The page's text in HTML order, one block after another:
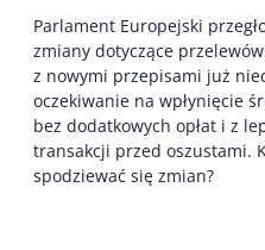
Parlament Europejski
zmiany dotyczące
z nowymi przepisami już
oczekiwanie na wpłynięcie
bez dodatkowych opłat i z
transakcji przed oszustami.
spodziewać się zmian?